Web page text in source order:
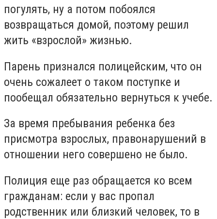
погулять, ну а потом побоялся
возвращаться домой, поэтому решил
жить «взрослой» жизнью.
Парень признался полицейским, что он
очень сожалеет о таком поступке и
пообещал обязательно вернуться к учебе.
За время пребывания ребенка без
присмотра взрослых, правонарушений в
отношении него совершено не было.
Полиция еще раз обращается ко всем
гражданам: если у вас пропал
родственник или близкий человек, то в